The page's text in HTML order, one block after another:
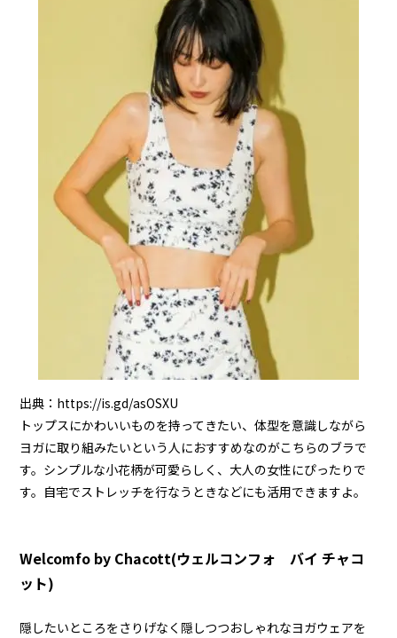
出典： https://is.gd/asOSXU
トップスにかわいいものを持ってきたい、体型を意識しながら
ヨガに取り組みたいという人におすすめなのがこちらのブラで
す。シンプルな小花柄が可愛らしく、大人の女性にぴったりで
す。自宅でストレッチを行なうときなどにも活用できますよ。
Welcomfo by Chacott(ウェルコンフォ バイ チャコ
ット)
隠したいところをさりげなく隠しつつおしゃれなヨガウェアを